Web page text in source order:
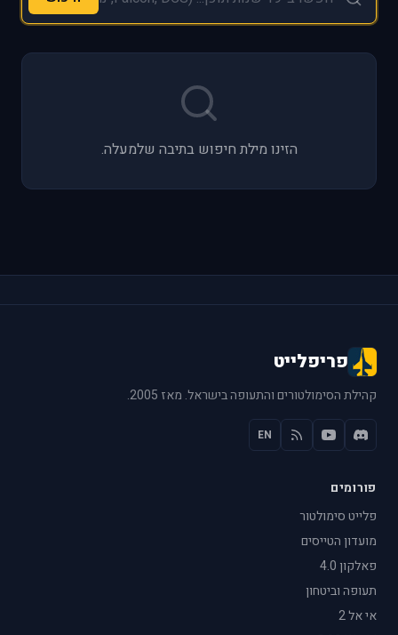
הזינו מילת חיפוש בתיבה שלמעלה.
פריפלייט
קהילת הסימולטורים והתעופה בישראל. מאז 2005.
EN
פורומים
פלייט סימולטור
מועדון הטייסים
פאלקון 4.0
תעופה וביטחון
אי אל 2